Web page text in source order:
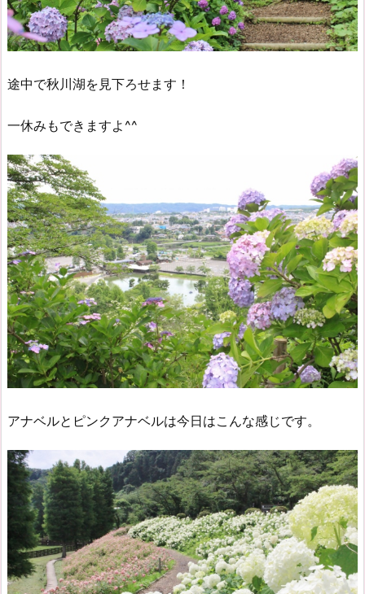
途中で秋川湖を見下ろせます！
一休みもできますよ^^
アナベルとピンクアナベルは今日はこんな感じです。